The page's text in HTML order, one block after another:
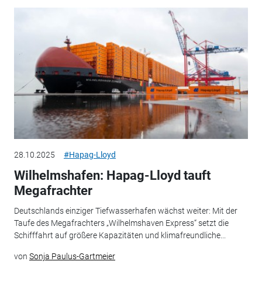
28.10.2025 #Hapag-Lloyd
Wilhelmshafen: Hapag-Lloyd tauft
Megafrachter
Deutschlands einziger Tiefwasserhafen wächst weiter: Mit der
Taufe des Megafrachters „Wilhelmshaven Express“ setzt die
Schifffahrt auf größere Kapazitäten und klimafreundliche...
von Sonja Paulus-Gartmeier